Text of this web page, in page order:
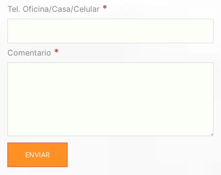
Tel. Oficina/Casa/Celular *
Comentario *